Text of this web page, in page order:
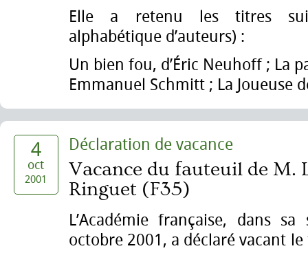
Elle a retenu les titres
alphabétique d’auteurs) :
Un bien fou, d’Éric Neuhoff ; La
Emmanuel Schmitt ; La Joueuse
4
oct
2001
Déclaration de vacance
Vacance du fauteuil de M.
Ringuet (F35)
L’Académie française, dans
octobre 2001, a déclaré vacant